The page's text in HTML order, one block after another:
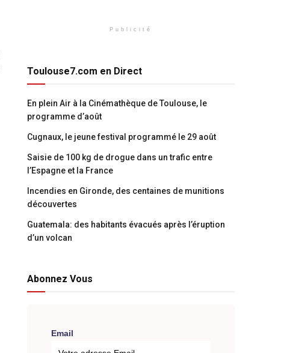
Publicité
Toulouse7.com en Direct
En plein Air à la Cinémathèque de Toulouse, le
programme d’août
Cugnaux, le jeune festival programmé le 29 août
Saisie de 100 kg de drogue dans un trafic entre
l’Espagne et la France
Incendies en Gironde, des centaines de munitions
découvertes
Guatemala: des habitants évacués après l’éruption
d’un volcan
Abonnez Vous
Email